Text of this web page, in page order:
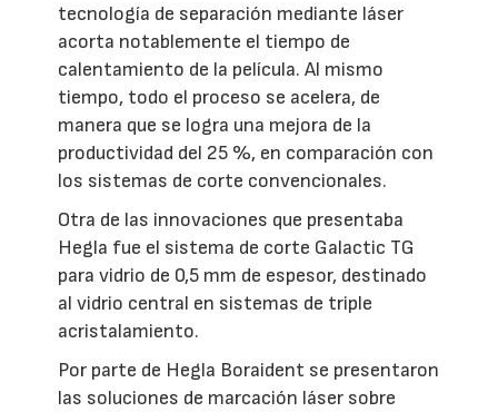
tecnología de separación mediante láser
acorta notablemente el tiempo de
calentamiento de la película. Al mismo
tiempo, todo el proceso se acelera, de
manera que se logra una mejora de la
productividad del 25 %, en comparación con
los sistemas de corte convencionales.
Otra de las innovaciones que presentaba
Hegla fue el sistema de corte Galactic TG
para vidrio de 0,5 mm de espesor, destinado
al vidrio central en sistemas de triple
acristalamiento.
Por parte de Hegla Boraident se presentaron
las soluciones de marcación láser sobre